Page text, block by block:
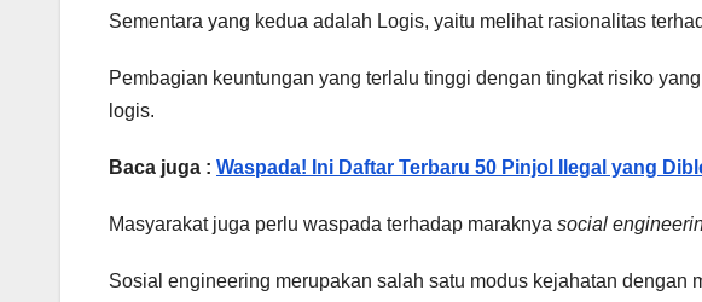
Sementara yang kedua adalah Logis, yaitu melihat rasionalitas
Pembagian keuntungan yang terlalu tinggi dengan tingkat risiko
logis.
Baca juga : Waspada! Ini Daftar Terbaru 50 Pinjol Ilegal yang
Masyarakat juga perlu waspada terhadap maraknya social
Sosial engineering merupakan salah satu modus kejahatan dengan